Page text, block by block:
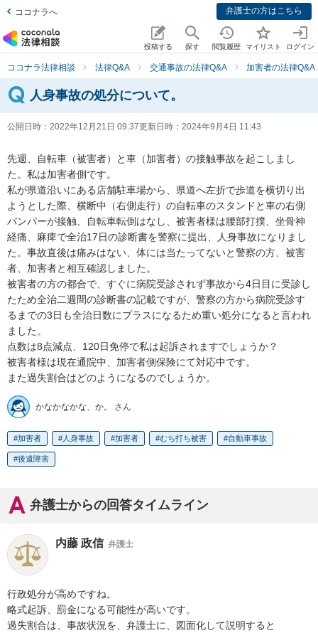
ココナラへ 弁護士の方はこちら
投稿する 探す 閲覧履歴 マイリスト ログイン
ココナラ法律相談 法律Q&A 交通事故の法律Q&A 加害者の法律Q&A
人身事故の処分について。
公開日時： 2022年12月21日 09:37更新日時： 2024年9月4日 11:43
先週、自転車（被害者）と車（加害者）の接触事故を起こしまし
た。私は加害者側です。
私が県道沿いにある店舗駐車場から、県道へ左折で歩道を横切り出
ようとした際、横断中（右側走行）の自転車のスタンドと車の右側
バンパーが接触、自転車転倒はなし、被害者様は腰部打撲、坐骨神
経痛、麻痺で全治17日の診断書を警察に提出、人身事故になりまし
た。事故直後は痛みはない、体には当たってないと警察の方、被害
者、加害者と相互確認しました。
被害者の方の都合で、すぐに病院受診されず事故から4日目に受診し
たため全治二週間の診断書の記載ですが、警察の方から病院受診す
るまでの3日も全治日数にプラスになるため重い処分になると言われ
ました。
点数は8点減点、120日免停で私は起訴されますでしょうか？
被害者様は現在通院中、加害者側保険にて対応中です。
また過失割合はどのようになるのでしょうか。
かなかなかな、か。 さん
加害者 人身事故 加害者 むち打ち被害 自動車事故
後遺障害
弁護士からの回答タイムライン
内藤 政信 弁護士
行政処分が高めですね。
略式起訴、罰金になる可能性が高いです。
過失割合は、事故状況を、弁護士に、図面化して説明すると